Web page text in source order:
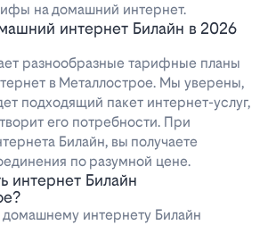
на домашний интернет.
интернет Билайн в 2026
разнообразные тарифные планы
в Металлострое. Мы уверены,
подходящий пакет интернет-услуг,
его потребности. При
Билайн, вы получаете
по разумной цене.
интернет Билайн
интернету Билайн